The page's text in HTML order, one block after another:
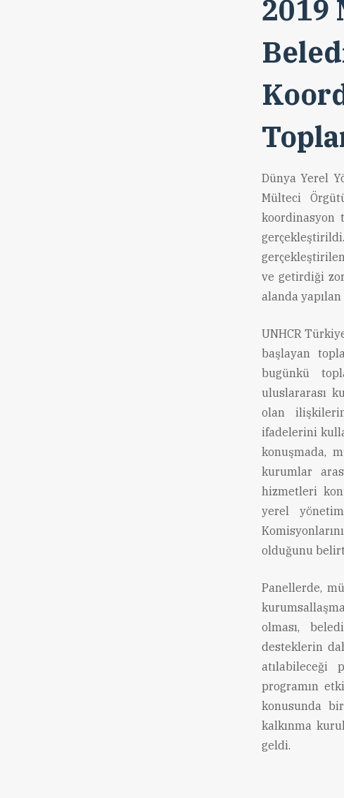
2019
Dünya Yerel
Mülteci
koordinasyon
ve getirdiği
alanda
UNHCR
başlayan
bugünkü
uluslararası
olan
ifadelerini
konuşmada,
kurumlar
hizmetleri
yerel
olduğunu
Panellerde,
olması,
desteklerin
atılabileceği
programın
konusunda
kalkınma
geldi.